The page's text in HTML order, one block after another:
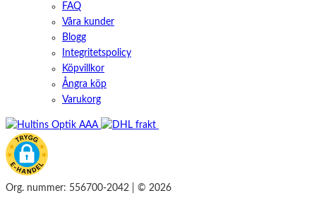
FAQ
Våra kunder
Blogg
Integritetspolicy
Köpvillkor
Ångra köp
Varukorg
Org. nummer: 556700-2042 | © 2026